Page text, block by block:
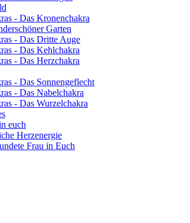
- Das Kronenchakra
Garten
- Das Dritte Auge
- Das Kehlchakra
- Das Herzchakra
- Das Sonnengeflecht
- Das Nabelchakra
- Das Wurzelchakra
euch
Herzenergie
Frau in Euch